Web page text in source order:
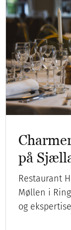
på
Restaurant
Møllen i
og